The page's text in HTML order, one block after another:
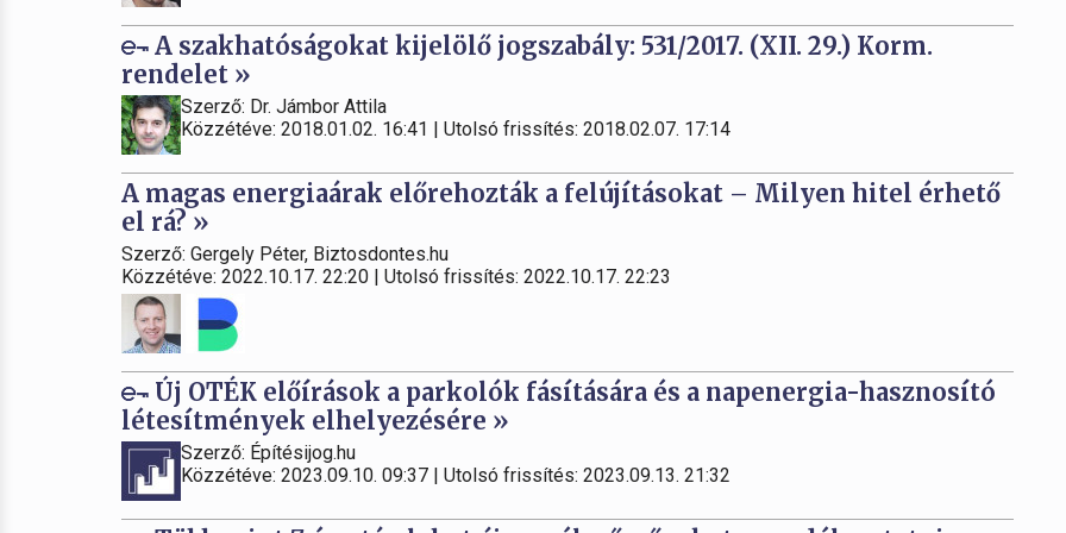
A szakhatóságokat kijelölő jogszabály: 531/2017. (XII. 29.) Korm.
rendelet »
Szerző: Dr. Jámbor Attila
Közzétéve: 2018.01.02. 16:41 | Utolsó frissítés: 2018.02.07. 17:14
A magas energiaárak előrehozták a felújításokat – Milyen hitel érhető
el rá? »
Szerző: Gergely Péter, Biztosdontes.hu
Közzétéve: 2022.10.17. 22:20 | Utolsó frissítés: 2022.10.17. 22:23
Új OTÉK előírások a parkolók fásítására és a napenergia-hasznosító
létesítmények elhelyezésére »
Szerző: Építésijog.hu
Közzétéve: 2023.09.10. 09:37 | Utolsó frissítés: 2023.09.13. 21:32